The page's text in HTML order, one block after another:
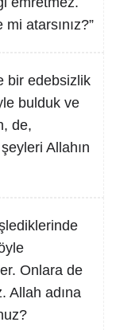
atarsınız?”
bir edebsizlik
bulduk ve
de,
Allahın
Onlara de
Allah adına